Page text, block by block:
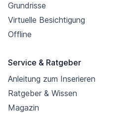
Grundrisse
Virtuelle Besichtigung
Offline
Service & Ratgeber
Anleitung zum Inserieren
Ratgeber & Wissen
Magazin